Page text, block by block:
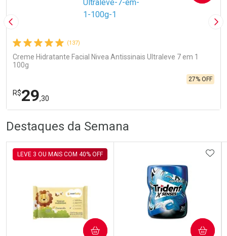
Imagem Anterior
(137)
Creme Hidratante Facial Nivea Antissinais Ultraleve 7 em 1
100g
R$29,30
27% OFF
Laboratório
Por Menos
Destaques da Semana
LEVE 3 OU MAIS COM 40% OFF
COMPRAR COMPRAR